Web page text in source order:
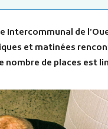
Intercommunal de
et matinées
de places est